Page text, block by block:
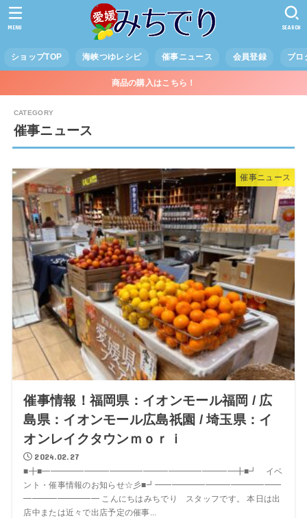
ショップTOP 海峡つゆレシピ 催事ニュース 会員登録 ブロ
SEARCH
MENU
商品の購入はこちら！
催事ニュース
催事ニュース
催事情報！福岡県：イオンモール福岡 / 広
島県：イオンモール広島祇園 / 埼玉県：イ
オンレイクタウンｍｏｒｉ
2024.02.27
■╋■━━━━━━━━━━━━━━━━━━━━━━━╋■┛ イベ
ント・催事情報のお知らせ☆彡■┛━━━━━━━━━━━━━━━
━━━━━━━━━ こんにちはみちでり スタッフです。 本日は出
店中または近々で出店予定の催事...